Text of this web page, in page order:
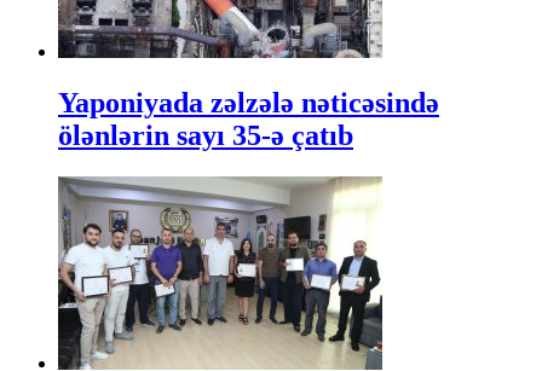
Yaponiyada zəlzələ nəticəsində
ölənlərin sayı 35-ə çatıb